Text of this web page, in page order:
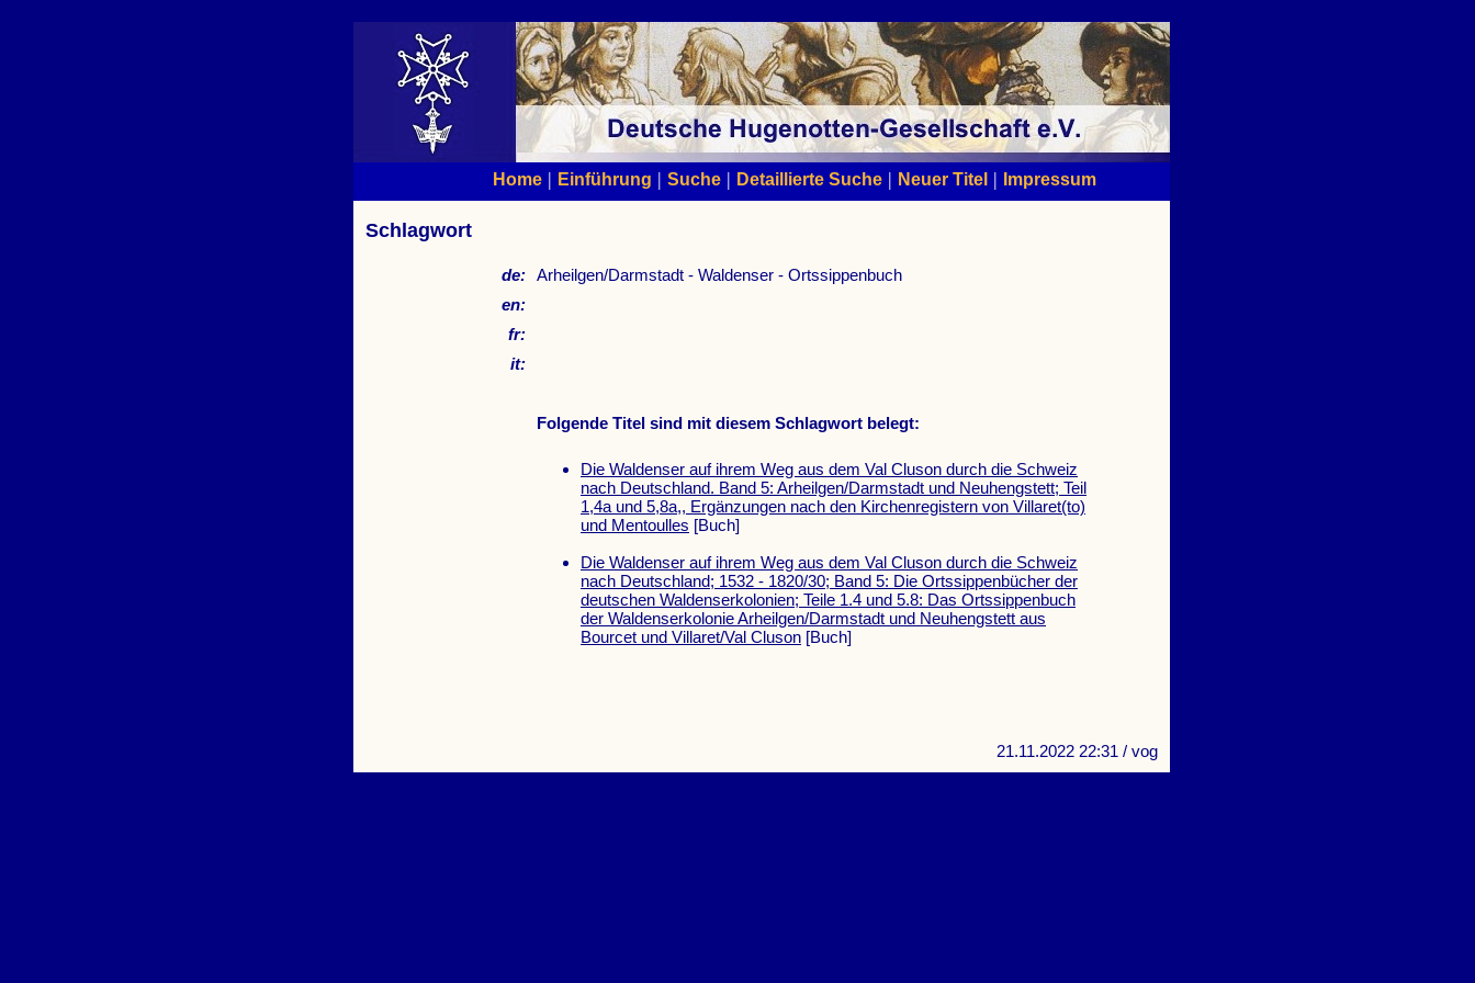
Home | Einführung | Suche | Detaillierte Suche | Neuer Titel | Impressum
Schlagwort
de: Arheilgen/Darmstadt - Waldenser - Ortssippenbuch
en:
fr:
it:
Folgende Titel sind mit diesem Schlagwort belegt:
Die Waldenser auf ihrem Weg aus dem Val Cluson durch die Schweiz
nach Deutschland. Band 5: Arheilgen/Darmstadt und Neuhengstett; Teil
1,4a und 5,8a,, Ergänzungen nach den Kirchenregistern von Villaret(to)
und Mentoulles [Buch]
Die Waldenser auf ihrem Weg aus dem Val Cluson durch die Schweiz
nach Deutschland; 1532 - 1820/30; Band 5: Die Ortssippenbücher der
deutschen Waldenserkolonien; Teile 1.4 und 5.8: Das Ortssippenbuch
der Waldenserkolonie Arheilgen/Darmstadt und Neuhengstett aus
Bourcet und Villaret/Val Cluson [Buch]
21.11.2022 22:31 / vog